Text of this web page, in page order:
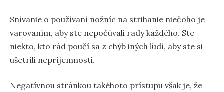
Snívanie o používaní nožníc na strihanie niečoho je
varovaním, aby ste nepočúvali rady každého. Ste
niekto, kto rád poučí sa z chýb iných ľudí, aby ste si
ušetrili nepríjemnosti.
Negatívnou stránkou takéhoto prístupu však je, že